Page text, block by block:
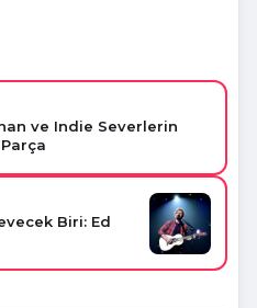
ve Indie Severlerin
Biri: Ed